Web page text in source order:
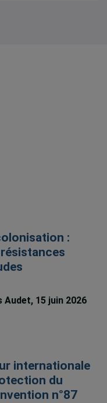
:
Audet, 15 juin 2026
internationale
du
n°87